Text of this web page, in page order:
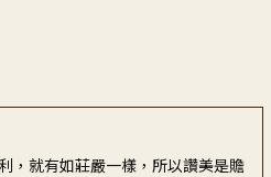
，就有如莊嚴一樣，所以讚美是贍